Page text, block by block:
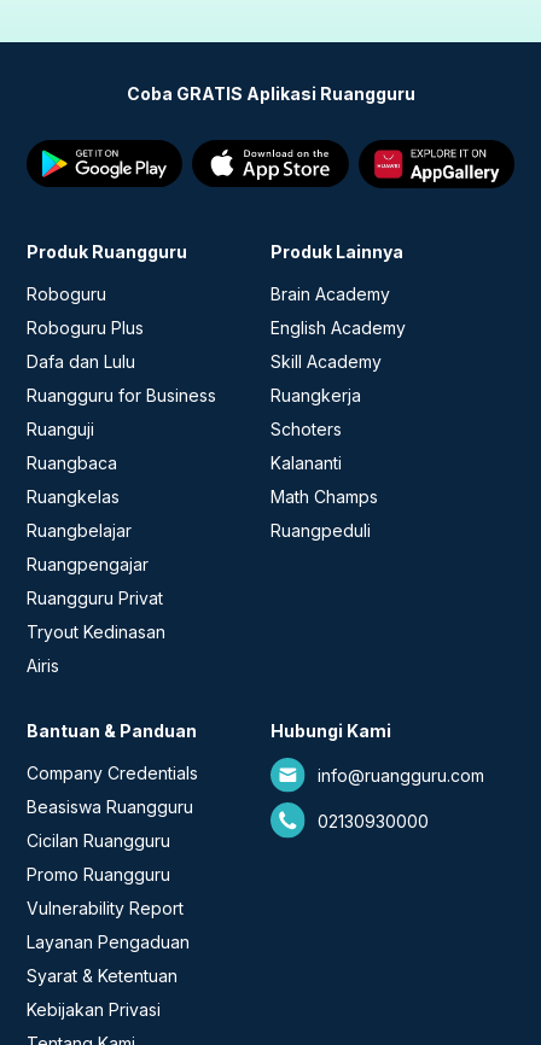
Coba GRATIS Aplikasi Ruangguru
Produk Ruangguru
Roboguru
Roboguru Plus
Dafa dan Lulu
Ruangguru for Business
Ruanguji
Ruangbaca
Ruangkelas
Ruangbelajar
Ruangpengajar
Ruangguru Privat
Tryout Kedinasan
Airis
Produk Lainnya
Brain Academy
English Academy
Skill Academy
Ruangkerja
Schoters
Kalananti
Math Champs
Ruangpeduli
Bantuan & Panduan
Company Credentials
Beasiswa Ruangguru
Cicilan Ruangguru
Promo Ruangguru
Vulnerability Report
Layanan Pengaduan
Syarat & Ketentuan
Kebijakan Privasi
Hubungi Kami
info@ruangguru.com
02130930000